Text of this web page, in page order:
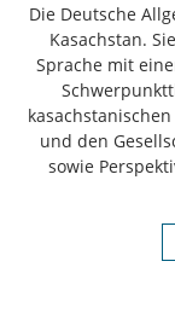
Die Deutsche
Kasachstan.
Sprache mit
und den
sowie